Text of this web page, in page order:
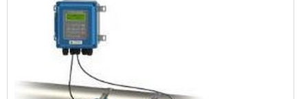
vazão ultrassônico facilita muito o trabalho
de quem necessita de suas funções....